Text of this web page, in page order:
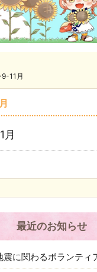
9-11月
月
最近のお知らせ
震に関わるボランティ